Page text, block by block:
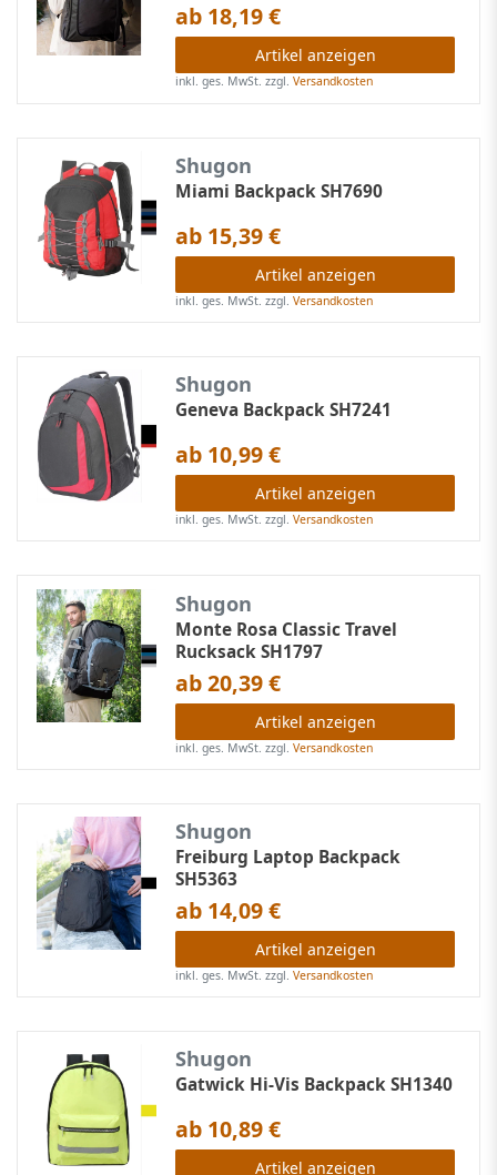
ab 18,19 €
Artikel anzeigen
inkl. ges. MwSt. zzgl.Versandkosten
Shugon
Miami Backpack SH7690
ab 15,39 €
Artikel anzeigen
inkl. ges. MwSt. zzgl.Versandkosten
Shugon
Geneva Backpack SH7241
ab 10,99 €
Artikel anzeigen
inkl. ges. MwSt. zzgl.Versandkosten
Shugon
Monte Rosa Classic Travel
Rucksack SH1797
ab 20,39 €
Artikel anzeigen
inkl. ges. MwSt. zzgl.Versandkosten
Shugon
Freiburg Laptop Backpack
SH5363
ab 14,09 €
Artikel anzeigen
inkl. ges. MwSt. zzgl.Versandkosten
Shugon
Gatwick Hi-Vis Backpack SH1340
ab 10,89 €
Artikel anzeigen